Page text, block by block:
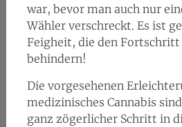
war, bevor man auch nur
Wähler verschreckt. Es ist
Feigheit, die den
behindern!
Die vorgesehenen
medizinisches Cannabis
ganz zögerlicher Schritt in